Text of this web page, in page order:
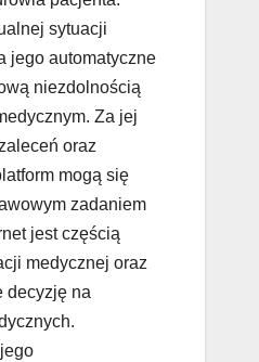
sytuacji
jego automatyczne
niezdolnością
Za jej
oraz
mogą się
zadaniem
jest częścią
medycznej oraz
decyzję na